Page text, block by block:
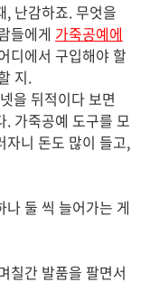
, 난감하죠. 무엇을
들에게 가죽공예에
디에서 구입해야 할
지.
을 뒤적이다 보면
. 가죽공예 도구를 모
자니 돈도 많이 들고,
둘 씩 늘어가는 게
칠간 발품을 팔면서